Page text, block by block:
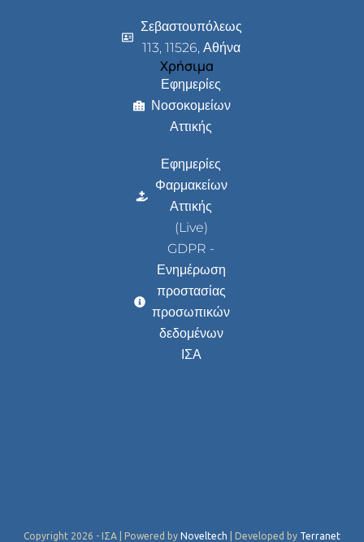
Σεβαστουπόλεως
113, 11526, Αθήνα
Χρήσιμα
Εφημερίες
Νοσοκομείων
Αττικής
Εφημερίες
Φαρμακείων
Αττικής
(Live)
GDPR -
Ενημέρωση
προστασίας
προσωπικών
δεδομένων
ΙΣΑ
Copyright 2026 - ΙΣΑ | Powered by Noveltech | Developed by Terranet